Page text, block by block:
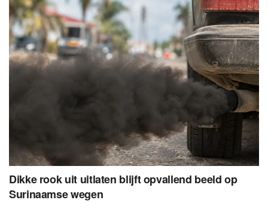
Dikke rook uit uitlaten blijft opvallend beeld op
Surinaamse wegen